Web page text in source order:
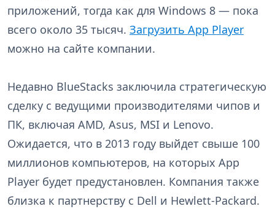
приложений, тогда как для Windows 8 — пока
всего около 35 тысяч. Загрузить App Player
можно на сайте компании.
Недавно BlueStacks заключила стратегическую
сделку с ведущими производителями чипов и
ПК, включая AMD, Asus, MSI и Lenovo.
Ожидается, что в 2013 году выйдет свыше 100
миллионов компьютеров, на которых App
Player будет предустановлен. Компания также
близка к партнерству с Dell и Hewlett-Packard.